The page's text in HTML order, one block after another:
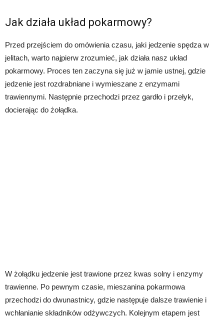
Jak działa układ pokarmowy?
Przed przejściem do omówienia czasu, jaki jedzenie spędza w
jelitach, warto najpierw zrozumieć, jak działa nasz układ
pokarmowy. Proces ten zaczyna się już w jamie ustnej, gdzie
jedzenie jest rozdrabniane i wymieszane z enzymami
trawiennymi. Następnie przechodzi przez gardło i przełyk,
docierając do żołądka.
W żołądku jedzenie jest trawione przez kwas solny i enzymy
trawienne. Po pewnym czasie, mieszanina pokarmowa
przechodzi do dwunastnicy, gdzie następuje dalsze trawienie i
wchłanianie składników odżywczych. Kolejnym etapem jest